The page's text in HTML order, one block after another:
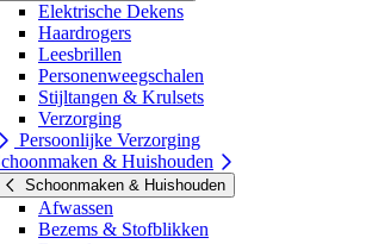
Elektrische Dekens
Haardrogers
Leesbrillen
Personenweegschalen
Stijltangen & Krulsets
Verzorging
Persoonlijke Verzorging
& Huishouden
Schoonmaken & Huishouden
Afwassen
Bezems & Stofblikken